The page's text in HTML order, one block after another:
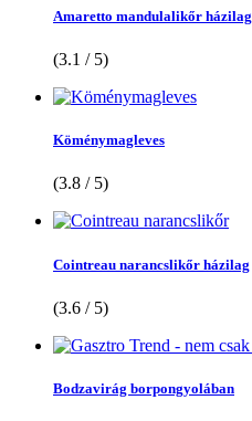
Amaretto mandulalikőr házilag
(3.1 / 5)
Köménymagleves
(3.8 / 5)
Cointreau narancslikőr házilag
(3.6 / 5)
Bodzavirág borpongyolában